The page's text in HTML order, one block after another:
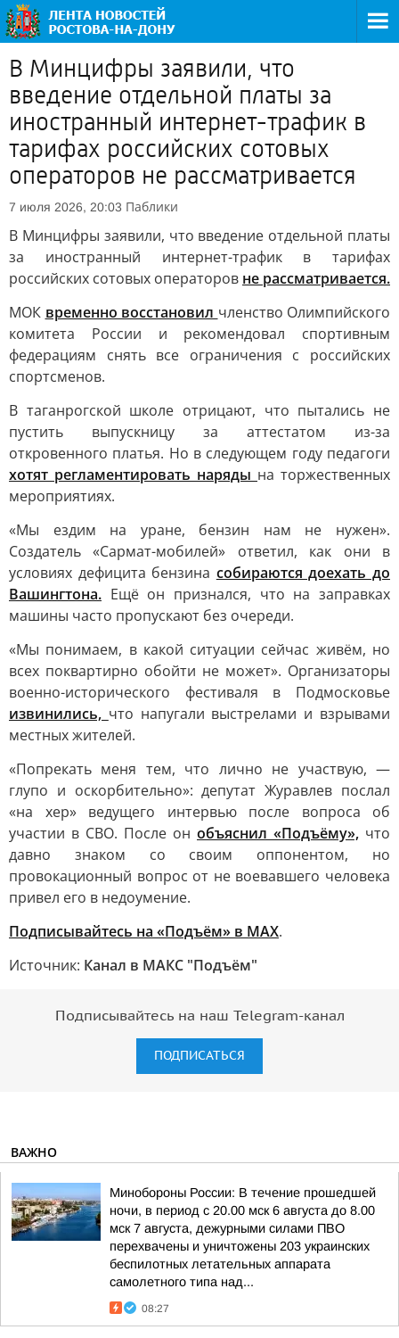
В Минцифры заявили, что
введение отдельной платы за
иностранный интернет-трафик в
тарифах российских сотовых
операторов не рассматривается
7 июля 2026, 20:03 Паблики
В Минцифры заявили, что введение отдельной платы
за иностранный интернет-трафик в тарифах
российских сотовых операторов не рассматривается.
МОК временно восстановил членство Олимпийского
комитета России и рекомендовал спортивным
федерациям снять все ограничения с российских
спортсменов.
В таганрогской школе отрицают, что пытались не
пустить выпускницу за аттестатом из-за
откровенного платья. Но в следующем году педагоги
хотят регламентировать наряды на торжественных
мероприятиях.
«Мы ездим на уране, бензин нам не нужен».
Создатель «Сармат-мобилей» ответил, как они в
условиях дефицита бензина собираются доехать до
Вашингтона. Ещё он признался, что на заправках
машины часто пропускают без очереди.
«Мы понимаем, в какой ситуации сейчас живём, но
всех поквартирно обойти не может». Организаторы
военно-исторического фестиваля в Подмосковье
извинились, что напугали выстрелами и взрывами
местных жителей.
«Попрекать меня тем, что лично не участвую, —
глупо и оскорбительно»: депутат Журавлев послал
«на хер» ведущего интервью после вопроса об
участии в СВО. После он объяснил «Подъёму», что
давно знаком со своим оппонентом, но
провокационный вопрос от не воевавшего человека
привел его в недоумение.
Подписывайтесь на «Подъём» в MAX.
Источник: Канал в МАКС "Подъём"
Подписывайтесь на наш Telegram-канал
ПОДПИСАТЬСЯ
ВАЖНО
Минобороны России: В течение прошедшей
ночи, в период с 20.00 мск 6 августа до 8.00
мск 7 августа, дежурными силами ПВО
перехвачены и уничтожены 203 украинских
беспилотных летательных аппарата
самолетного типа над...
08:27